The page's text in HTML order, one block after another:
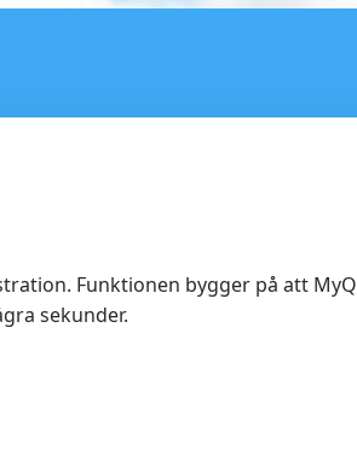
Funktionen bygger på att MyQ
sekunder.